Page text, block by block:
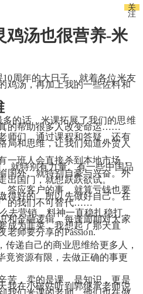
关
注
鸡汤也很营养-米
周年的大日子，就着各位米友
鸡汤，再加上我的一些佐料和
的话，米课拓展了我们的思维
的帮助很多人改变命运……
师们，通过课程和答疑，还有
局和思维，让我们知道外贸人
一班人会直接杀到本地市场，
就特别有力量。有一些中国品
国外。就特别自豪与兴奋。外
出国门，就想跃跃欲试。
答应客户的事，就算亏钱也要
得好的，所以先做好自己。在
的我们不可替代……
去营销，料神一直稳扎稳打，
和金融逻辑，每逢周期对大家
成为韭菜，我想起了那天直
老师要分享的Passion.
递自己的商业思维给更多人，
竟资源有限，去做正确的事更
苦，卖的是课，是知识，更是
我在小破站听到郭继承老师说